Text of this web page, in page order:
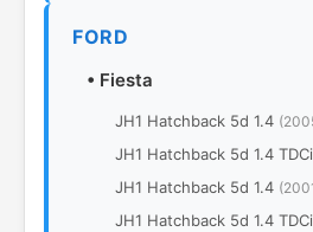
FORD
• Fiesta
JH1 Hatchback 5d 1.4
JH1 Hatchback 5d 1.4 TDCi
JH1 Hatchback 5d 1.4
JH1 Hatchback 5d 1.4 TDCi